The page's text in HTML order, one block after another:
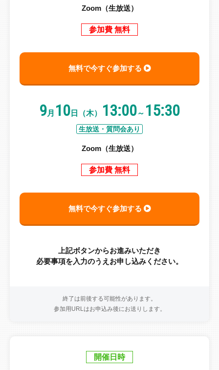
Zoom（生放送）
参加費 無料
無料で今すぐ参加する
9月 10 日（木） 13:00～ 15:30
生放送・質問会あり
Zoom（生放送）
参加費 無料
無料で今すぐ参加する
上記ボタンからお進みいただき
必要事項を入力のうえお申し込みください。
終了は前後する可能性があります。
参加用URLはお申込み後にお送りします。
開催日時